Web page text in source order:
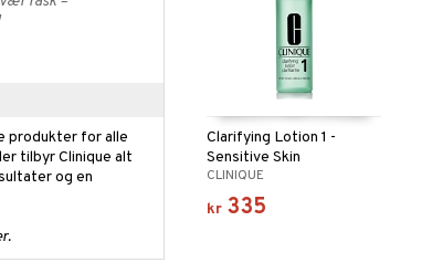
produkter for alle
tilbyr Clinique alt
og en
Clarifying Lotion 1 -
Sensitive Skin
CLINIQUE
kr 335